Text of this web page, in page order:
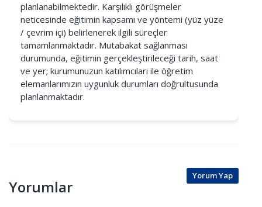
planlanabilmektedir. Karşılıklı görüşmeler
neticesinde eğitimin kapsamı ve yöntemi (yüz yüze
/ çevrim içi) belirlenerek ilgili süreçler
tamamlanmaktadır. Mutabakat sağlanması
durumunda, eğitimin gerçekleştirileceği tarih, saat
ve yer; kurumunuzun katılımcıları ile öğretim
elemanlarımızın uygunluk durumları doğrultusunda
planlanmaktadır.
Yorumlar
Yorum Yap